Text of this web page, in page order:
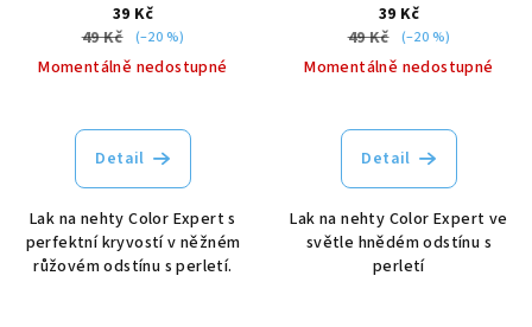
39 Kč
49 Kč
(–20 %)
Momentálně nedostupné
Detail
Lak na nehty Color Expert s
perfektní kryvostí v něžném
růžovém odstínu s perletí.
39 Kč
49 Kč
(–20 %)
Momentálně nedostupné
Detail
Lak na nehty Color Expert ve
světle hnědém odstínu s
perletí